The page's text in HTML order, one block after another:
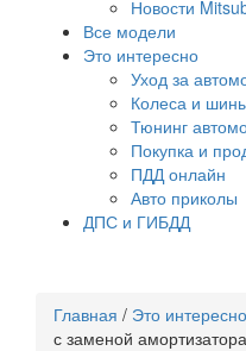
Новости
Все модели
Это интересно
Уход за
Колеса и
Тюнинг
Покупка и
ПДД онлайн
Авто приколы
ДПС и ГИБДД
Главная / Это интересно
с заменой